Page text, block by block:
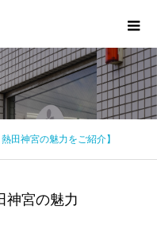
田神宮の魅力をご紹介】
神宮の魅力